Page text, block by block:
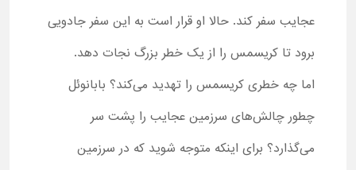
عجایب سفر کند. حالا او قرار است به این سفر جادویی
برود تا کریسمس را از یک خطر بزرگ نجات دهد.
اما چه خطری کریسمس را تهدید می‌کند؟ بابانوئل
چطور چالش‌های سرزمین عجایب را پشت سر
می‌گذارد؟ برای اینکه متوجه شوید که در سرزمین